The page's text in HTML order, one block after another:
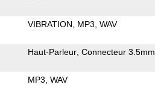
VIBRATION MP3 WAV
Haut-Parleur Connecteur 3.5mm
MP3 WAV